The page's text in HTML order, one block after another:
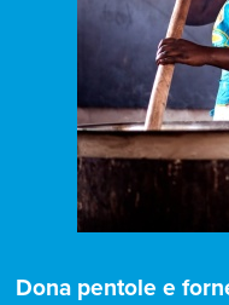
Dona pentole e